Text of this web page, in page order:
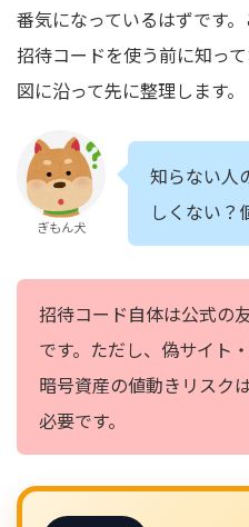
番気になっているはずです
招待コードを使う前に知っ
図に沿って先に整理します。
ぎもん犬
知らない人
しくない？
招待コード自体は公式の
です。ただし、偽サイト
暗号資産の値動きリスク
必要です。